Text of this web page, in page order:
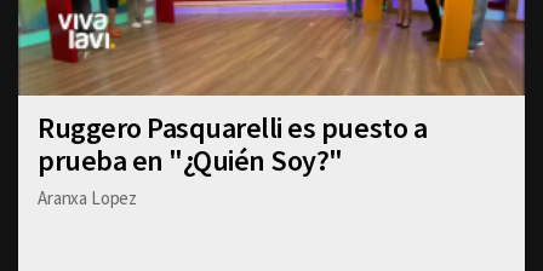
Ruggero Pasquarelli es puesto a
prueba en "¿Quién Soy?"
Aranxa Lopez